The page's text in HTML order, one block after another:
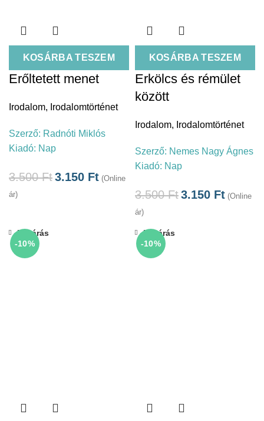
KOSÁRBA TESZEM
Erőltetett menet
Irodalom, Irodalomtörténet
Szerző: Radnóti Miklós
Kiadó: Nap
3.500Ft3.150 Ft (Online
ár)
KOSÁRBA TESZEM
Erkölcs és rémület
között
Irodalom, Irodalomtörténet
Szerző: Nemes Nagy Ágnes
Kiadó: Nap
3.500Ft3.150 Ft (Online
ár)
-10%
Bezárás
-10%
Bezárás